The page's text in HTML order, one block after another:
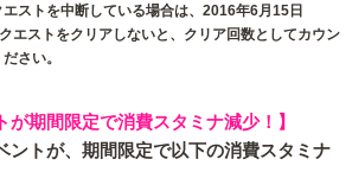
ストを中断している場合は、2016年6月15日
エストをクリアしないと、クリア回数としてカウン
さい。
が期間限定で消費スタミナ減少！】
ントが、期間限定で以下の消費スタミナ